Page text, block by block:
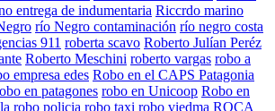
entrega de indumentaria Riccrdo marino
río Negro contaminación río negro costa
911 roberta scavo Roberto Julían Peréz
Roberto Meschini roberto vargas robo a
empresa edes Robo en el CAPS Patagonia
en patagones robo en Unicoop Robo en
robo policia robo taxi robo viedma ROCA